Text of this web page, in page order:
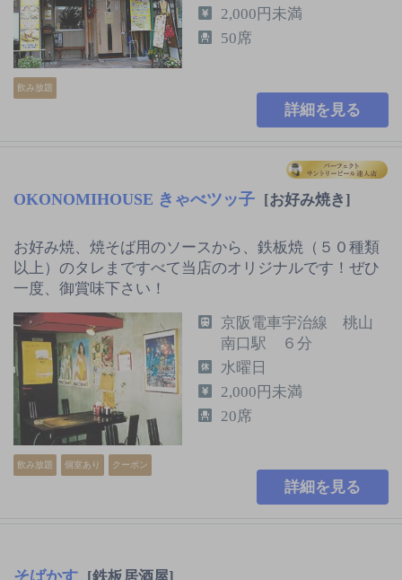
飲み放題
2,000円未満
50席
詳細を見る
OKONOMIHOUSE きゃべツッ子 [お好み焼き]
お好み焼、焼そば用のソースから、鉄板焼（５０種類
以上）のタレまですべて当店のオリジナルです！ぜひ
一度、御賞味下さい！
飲み放題 個室あり クーポン
京阪電車宇治線 桃山
南口駅 ６分
水曜日
2,000円未満
20席
詳細を見る